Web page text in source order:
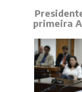
primeira